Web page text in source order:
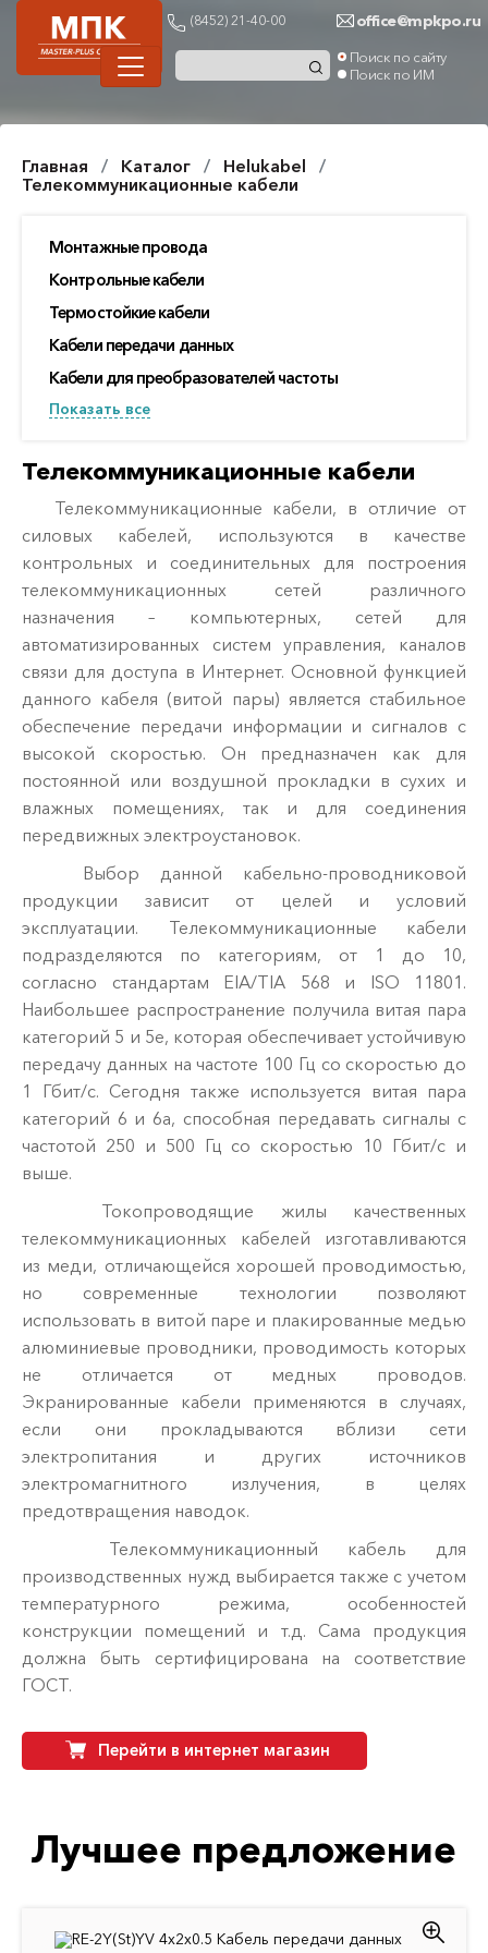
(8452) 21-40-00 office@mpkpo.ru
Поиск по сайту
Поиск по ИМ
Главная Каталог
Helukabel
Телекоммуникационные кабели
Монтажные провода
Контрольные кабели
Термостойкие кабели
Кабели передачи данных
Кабели для преобразователей частоты
Показать все
Телекоммуникационные кабели
Телекоммуникационные кабели, в отличие от
силовых кабелей, используются в качестве
контрольных и соединительных для построения
телекоммуникационных сетей различного
назначения – компьютерных, сетей для
автоматизированных систем управления, каналов
связи для доступа в Интернет. Основной функцией
данного кабеля (витой пары) является стабильное
обеспечение передачи информации и сигналов с
высокой скоростью. Он предназначен как для
постоянной или воздушной прокладки в сухих и
влажных помещениях, так и для соединения
передвижных электроустановок.
Выбор данной кабельно-проводниковой
продукции зависит от целей и условий
эксплуатации. Телекоммуникационные кабели
подразделяются по категориям, от 1 до 10,
согласно стандартам EIA/TIA 568 и ISO 11801.
Наибольшее распространение получила витая пара
категорий 5 и 5е, которая обеспечивает устойчивую
передачу данных на частоте 100 Гц со скоростью до
1 Гбит/с. Сегодня также используется витая пара
категорий 6 и 6а, способная передавать сигналы с
частотой 250 и 500 Гц со скоростью 10 Гбит/с и
выше.
Токопроводящие жилы качественных
телекоммуникационных кабелей изготавливаются
из меди, отличающейся хорошей проводимостью,
но современные технологии позволяют
использовать в витой паре и плакированные медью
алюминиевые проводники, проводимость которых
не отличается от медных проводов.
Экранированные кабели применяются в случаях,
если они прокладываются вблизи сети
электропитания и других источников
электромагнитного излучения, в целях
предотвращения наводок.
Телекоммуникационный кабель для
производственных нужд выбирается также с учетом
температурного режима, особенностей
конструкции помещений и т.д. Сама продукция
должна быть сертифицирована на соответствие
ГОСТ.
Перейти в интернет магазин
Лучшее предложение